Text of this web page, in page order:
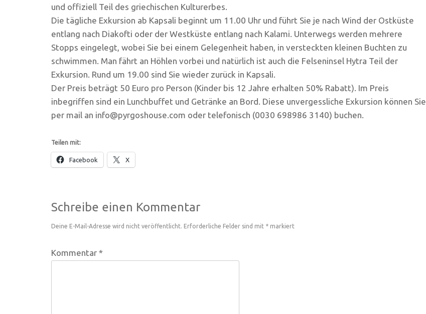
und offiziell Teil des griechischen Kulturerbes.
Die tägliche Exkursion ab Kapsali beginnt um 11.00 Uhr und führt Sie je nach Wind der Ostküste
entlang nach Diakofti oder der Westküste entlang nach Kalami. Unterwegs werden mehrere
Stopps eingelegt, wobei Sie bei einem Gelegenheit haben, in versteckten kleinen Buchten zu
schwimmen. Man fährt an Höhlen vorbei und natürlich ist auch die Felseninsel Hytra Teil der
Exkursion. Rund um 19.00 sind Sie wieder zurück in Kapsali.
Der Preis beträgt 50 Euro pro Person (Kinder bis 12 Jahre erhalten 50% Rabatt). Im Preis
inbegriffen sind ein Lunchbuffet und Getränke an Bord. Diese unvergessliche Exkursion können Sie
per mail an info@pyrgoshouse.com oder telefonisch (0030 698986 3140) buchen.
Teilen mit:
Facebook X
Schreibe einen Kommentar
Deine E-Mail-Adresse wird nicht veröffentlicht. Erforderliche Felder sind mit * markiert
Kommentar *